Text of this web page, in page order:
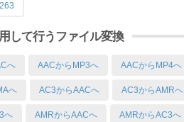
して行うファイル変換
へ AACからMP3へ AACからMP4へ
へ AC3からAACへ AC3からAMRへ
へ AMRからAACへ AMRからAC3へ